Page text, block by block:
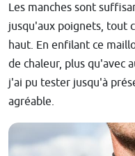
Les manches sont
jusqu'aux poignets, tout
haut. En enfilant ce
de chaleur, plus qu'avec
j'ai pu tester jusqu'à
agréable.